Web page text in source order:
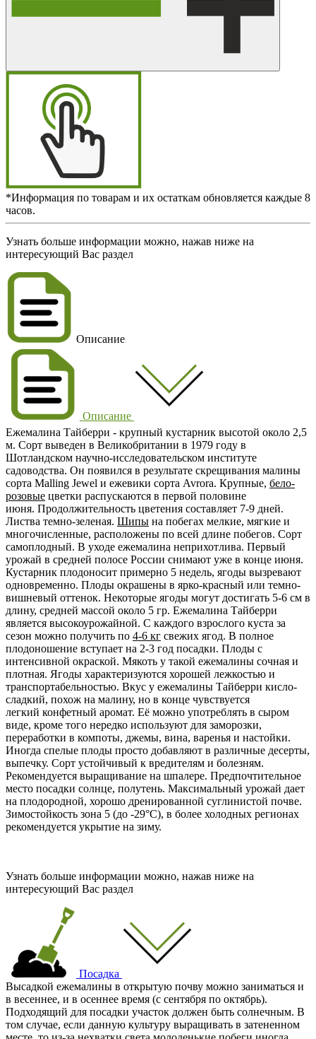
*Информация по товарам и их остаткам обновляется каждые 8
часов.
Узнать больше информации можно, нажав ниже на
интересующий Вас раздел
Описание
Описание
Ежемалина Тайберри - крупный кустарник высотой около 2,5
м. Сорт выведен в Великобритании в 1979 году в
Шотландском научно-исследовательском институте
садоводства. Он появился в результате скрещивания малины
сорта Malling Jewel и ежевики сорта Avrora. Крупные, бело-
розовые цветки распускаются в первой половине
июня. Продолжительность цветения составляет 7-9 дней.
Листва темно-зеленая. Шипы на побегах мелкие, мягкие и
многочисленные, расположены по всей длине побегов. Сорт
самоплодный. В уходе ежемалина неприхотлива. Первый
урожай в средней полосе России снимают уже в конце июня.
Кустарник плодоносит примерно 5 недель, ягоды вызревают
одновременно. Плоды окрашены в ярко-красный или темно-
вишневый оттенок. Некоторые ягоды могут достигать 5-6 см в
длину, средней массой около 5 гр. Ежемалина Тайберри
является высокоурожайной. С каждого взрослого куста за
сезон можно получить по 4-6 кг свежих ягод. В полное
плодоношение вступает на 2-3 год посадки. Плоды с
интенсивной окраской. Мякоть у такой ежемалины сочная и
плотная. Ягоды характеризуются хорошей лежкостью и
транспортабельностью. Вкус у ежемалины Тайберри кисло-
сладкий, похож на малину, но в конце чувствуется
легкий конфетный аромат. Её можно употреблять в сыром
виде, кроме того нередко используют для заморозки,
переработки в компоты, джемы, вина, варенья и настойки.
Иногда спелые плоды просто добавляют в различные десерты,
выпечку. Сорт устойчивый к вредителям и болезням.
Рекомендуется выращивание на шпалере. Предпочтительное
место посадки солнце, полутень. Максимальный урожай дает
на плодородной, хорошо дренированной суглинистой почве.
Зимостойкость зона 5 (до -29°C), в более холодных регионах
рекомендуется укрытие на зиму.
Узнать больше информации можно, нажав ниже на
интересующий Вас раздел
Посадка
Высадкой ежемалины в открытую почву можно заниматься и
в весеннее, и в осеннее время (с сентября по октябрь).
Подходящий для посадки участок должен быть солнечным. В
том случае, если данную культуру выращивать в затененном